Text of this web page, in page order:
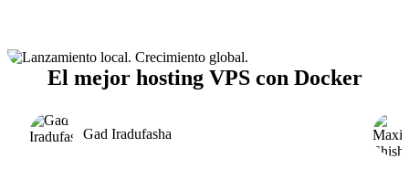
El mejor hosting VPS con Docker
Gad Iradufasha